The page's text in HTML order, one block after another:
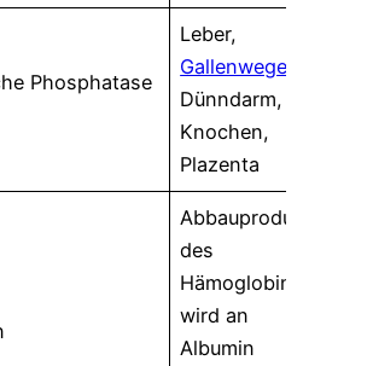
Phosphatase
Leber,
Gallenwege
Dünndarm,
Knochen,
Plazenta
Abbauprodukt
des
Hämoglobins,
wird an
Albumin